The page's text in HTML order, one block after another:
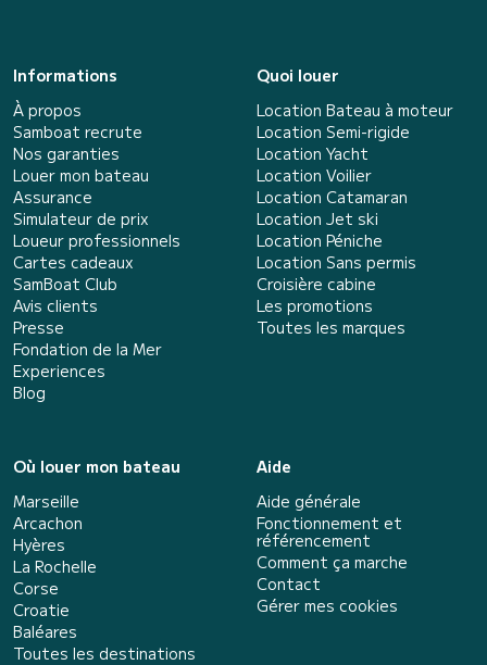
Informations
À propos
Samboat recrute
Nos garanties
Louer mon bateau
Assurance
Simulateur de prix
Loueur professionnels
Cartes cadeaux
SamBoat Club
Avis clients
Presse
Fondation de la Mer
Experiences
Blog
Quoi louer
Location Bateau à moteur
Location Semi-rigide
Location Yacht
Location Voilier
Location Catamaran
Location Jet ski
Location Péniche
Location Sans permis
Croisière cabine
Les promotions
Toutes les marques
Où louer mon bateau
Marseille
Arcachon
Hyères
La Rochelle
Corse
Croatie
Baléares
Toutes les destinations
Aide
Aide générale
Fonctionnement et
référencement
Comment ça marche
Contact
Gérer mes cookies